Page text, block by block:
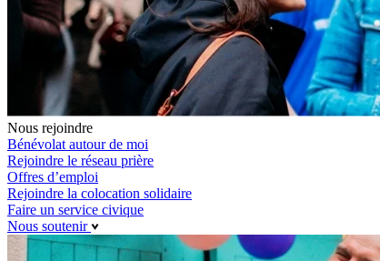
Nous rejoindre
Bénévolat autour de moi
Rejoindre le réseau prière
Offres d’emploi
Rejoindre la colocation solidaire
Faire un service civique
Nous soutenir